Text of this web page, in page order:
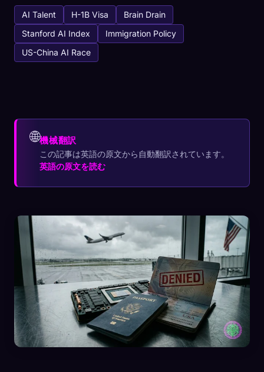
AI Talent H-1B Visa
Brain Drain
Stanford AI Index
Immigration Policy
US-China AI Race
🌐機械翻訳
この記事は英語の原文から自動翻訳されています。
英語の原文を読む